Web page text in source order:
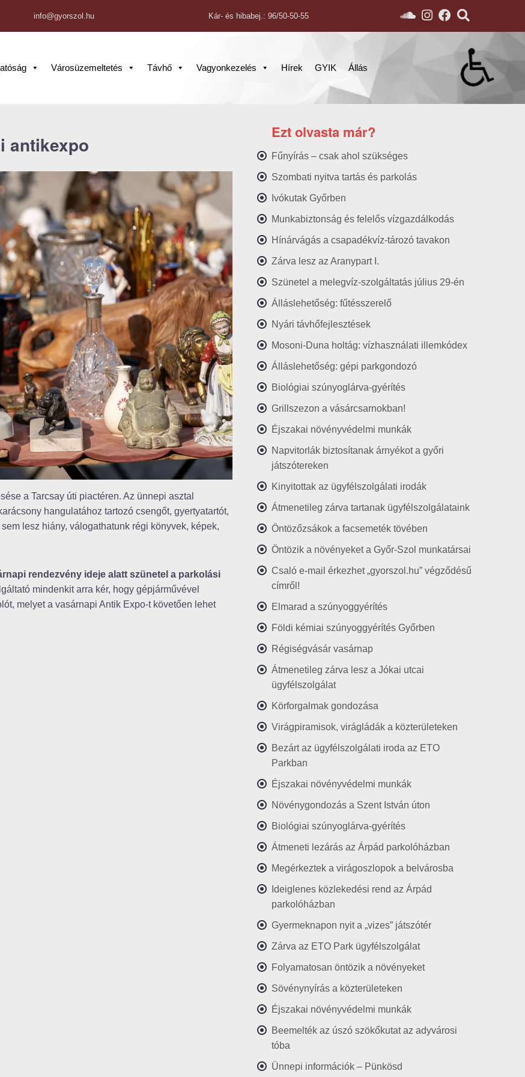
info@gyorszol.hu Kár- és hibabej.: 96/50-50-55
Városüzemeltetés Távhő Vagyonkezelés Hírek GYIK Állás
antikexpo
a Tarcsay úti piactéren. Az ünnepi asztal
hangulatához tartozó csengőt, gyertyatartót,
lesz hiány, válogathatunk régi könyvek, képek,
rendezvény ideje alatt szünetel a parkolási
mindenkit arra kér, hogy gépjárművével
melyet a vasárnapi Antik Expo-t követően lehet
Ezt olvasta már?
Fűnyírás – csak ahol szükséges
Szombati nyitva tartás és parkolás
Ivókutak Győrben
Munkabiztonság és felelős vízgazdálkodás
Hínárvágás a csapadékvíz-tározó tavakon
Zárva lesz az Aranypart I.
Szünetel a melegvíz-szolgáltatás július 29-én
Álláslehetőség: fűtésszerelő
Nyári távhőfejlesztések
Mosoni-Duna holtág: vízhasználati illemkódex
Álláslehetőség: gépi parkgondozó
Biológiai szúnyoglárva-gyérítés
Grillszezon a vásárcsarnokban!
Éjszakai növényvédelmi munkák
Napvitorlák biztosítanak árnyékot a győri
játszótereken
Kinyitottak az ügyfélszolgálati irodák
Átmenetileg zárva tartanak ügyfélszolgálataink
Öntözőzsákok a facsemeték tövében
Öntözik a növényeket a Győr-Szol munkatársai
Csaló e-mail érkezhet „gyorszol.hu” végződésű
címről!
Elmarad a szúnyoggyérítés
Földi kémiai szúnyoggyérítés Győrben
Régiségvásár vasárnap
Átmenetileg zárva lesz a Jókai utcai
ügyfélszolgálat
Körforgalmak gondozása
Virágpiramisok, virágládák a közterületeken
Bezárt az ügyfélszolgálati iroda az ETO
Parkban
Éjszakai növényvédelmi munkák
Növénygondozás a Szent István úton
Biológiai szúnyoglárva-gyérítés
Átmeneti lezárás az Árpád parkolóházban
Megérkeztek a virágoszlopok a belvárosba
Ideiglenes közlekedési rend az Árpád
parkolóházban
Gyermeknapon nyit a „vizes” játszótér
Zárva az ETO Park ügyfélszolgálat
Folyamatosan öntözik a növényeket
Sövénynyírás a közterületeken
Éjszakai növényvédelmi munkák
Beemelték az úszó szökőkutat az adyvárosi
tóba
Ünnepi információk – Pünkösd